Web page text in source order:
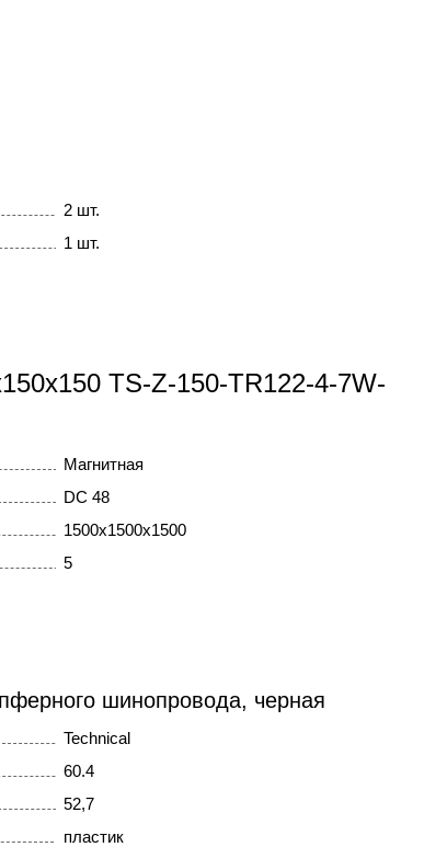
2 шт.
1 шт.
TS-Z-150-TR122-4-7W-
Магнитная
DC 48
1500x1500x1500
5
шинопровода, черная
Technical
60.4
52,7
пластик